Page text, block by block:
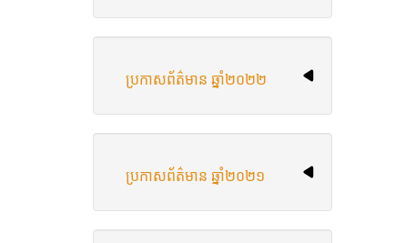
ប្រកាសព័ត៌មាន ឆ្នាំ២០២២
ប្រកាសព័ត៌មាន ឆ្នាំ២០២១